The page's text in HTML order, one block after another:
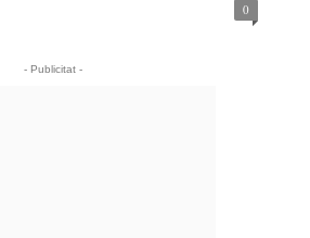
0
- Publicitat -